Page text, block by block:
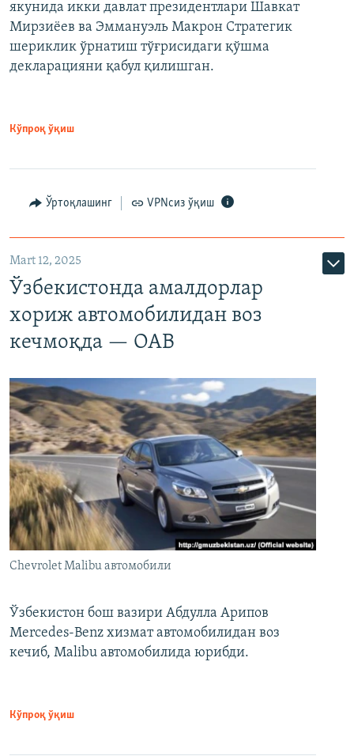
якунида икки давлат президентлари Шавкат
Мирзиёев ва Эммануэль Макрон Стратегик
шериклик ўрнатиш тўғрисидаги қўшма
декларацияни қабул қилишган.
Кўпроқ ўқиш
Ўртоқлашинг VPNсиз ўқиш
Mart 12, 2025
Ўзбекистонда амалдорлар
хориж автомобилидан воз
кечмоқда — ОАВ
Chevrolet Malibu автомобили
Ўзбекистон бош вазири Абдулла Арипов
Mercedes-Benz хизмат автомобилидан воз
кечиб, Malibu автомобилида юрибди.
Кўпроқ ўқиш